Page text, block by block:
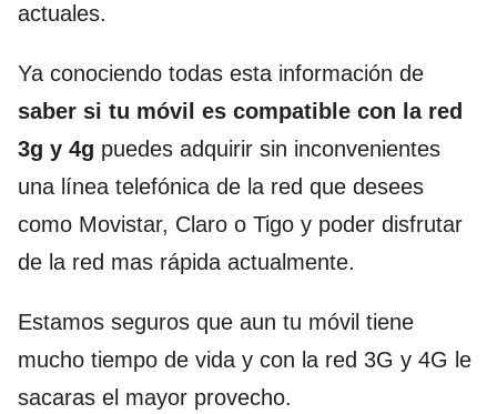
actuales.
Ya conociendo todas esta información de
saber si tu móvil es compatible con la red
3g y 4g puedes adquirir sin inconvenientes
una línea telefónica de la red que desees
como Movistar, Claro o Tigo y poder disfrutar
de la red mas rápida actualmente.
Estamos seguros que aun tu móvil tiene
mucho tiempo de vida y con la red 3G y 4G le
sacaras el mayor provecho.